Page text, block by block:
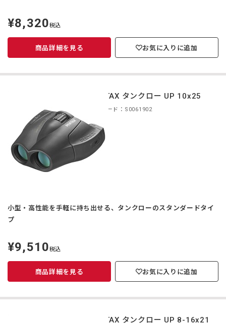
定
価
¥8,320税込
商品詳細を見る お気に入りに追加
PENTAX タンクロー UP 10x25
商品コード：S0061902
小型・高性能を手軽に持ち出せる、タンクローのスタンダードタイ
プ
定
価
¥9,510税込
商品詳細を見る お気に入りに追加
PENTAX タンクロー UP 8-16x21